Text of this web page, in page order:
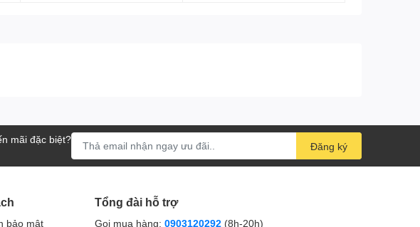
mãi đặc biệt?
Đăng ký
bảo mật
Tổng đài hỗ trợ
Gọi mua hàng: 0903120292 (8h-20h)